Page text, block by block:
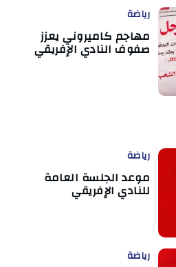
رياضة
مهاجم كاميروني يعزز
صفوف النادي الإفريقي
رياضة
موعد الجلسة العامة
للنادي الإفريقي
رياضة